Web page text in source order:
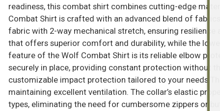
readiness, this combat shirt combines cutting-edge
Combat Shirt is crafted with an advanced blend of
fabric with 2-way mechanical stretch, ensuring
that offers superior comfort and durability, while the
feature of the Wolf Combat Shirt is its reliable elbow
securely in place, providing constant protection without
customizable impact protection tailored to your
maintaining excellent ventilation. The collar’s elastic
types, eliminating the need for cumbersome zippers or